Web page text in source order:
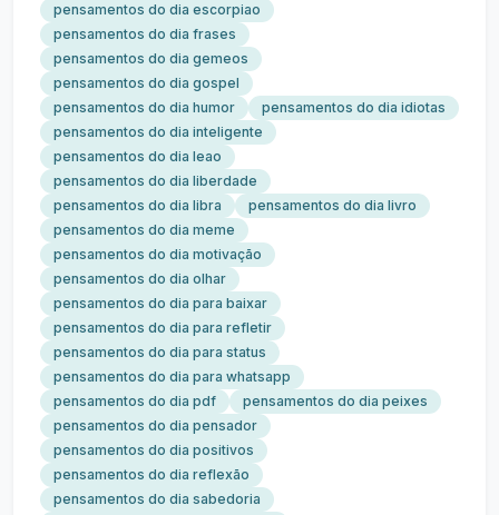
pensamentos do dia escorpiao
pensamentos do dia frases
pensamentos do dia gemeos
pensamentos do dia gospel
pensamentos do dia humor
pensamentos do dia idiotas
pensamentos do dia inteligente
pensamentos do dia leao
pensamentos do dia liberdade
pensamentos do dia libra
pensamentos do dia livro
pensamentos do dia meme
pensamentos do dia motivação
pensamentos do dia olhar
pensamentos do dia para baixar
pensamentos do dia para refletir
pensamentos do dia para status
pensamentos do dia para whatsapp
pensamentos do dia pdf
pensamentos do dia peixes
pensamentos do dia pensador
pensamentos do dia positivos
pensamentos do dia reflexão
pensamentos do dia sabedoria